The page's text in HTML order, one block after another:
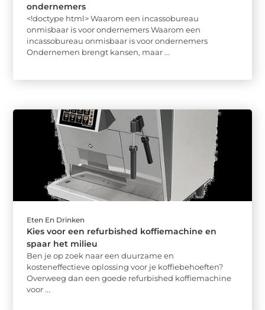
ondernemers
<!doctype html> Waarom een incassobureau
onmisbaar is voor ondernemers Waarom een
incassobureau onmisbaar is voor ondernemers
Ondernemen brengt kansen, maar ...
Eten En Drinken
Kies voor een refurbished koffiemachine en
spaar het milieu
Ben je op zoek naar een duurzame en
kosteneffectieve oplossing voor je koffiebehoeften?
Overweeg dan een goede refurbished koffiemachine
voor ...